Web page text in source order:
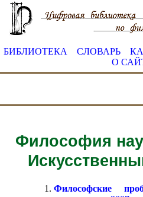
БИБЛИОТЕКА СЛОВАРЬ
О
Философия
Философские